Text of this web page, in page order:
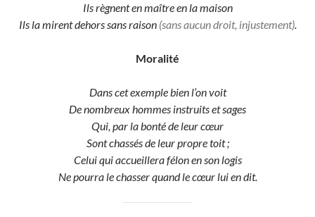
Ils règnent en maître en la maison
Ils la mirent dehors sans raison (sans aucun droit, injustement).
Moralité
Dans cet exemple bien l’on voit
De nombreux hommes instruits et sages
Qui, par la bonté de leur cœur
Sont chassés de leur propre toit ;
Celui qui accueillera félon en son logis
Ne pourra le chasser quand le cœur lui en dit.